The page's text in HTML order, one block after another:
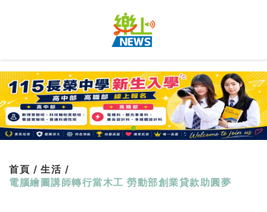
首頁 / 生活 /
電腦繪圖講師轉行當木工 勞動部創業貸款助圓夢